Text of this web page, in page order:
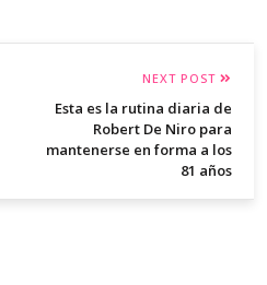
NEXT POST
Esta es la rutina diaria de
Robert De Niro para
mantenerse en forma a los
81 años